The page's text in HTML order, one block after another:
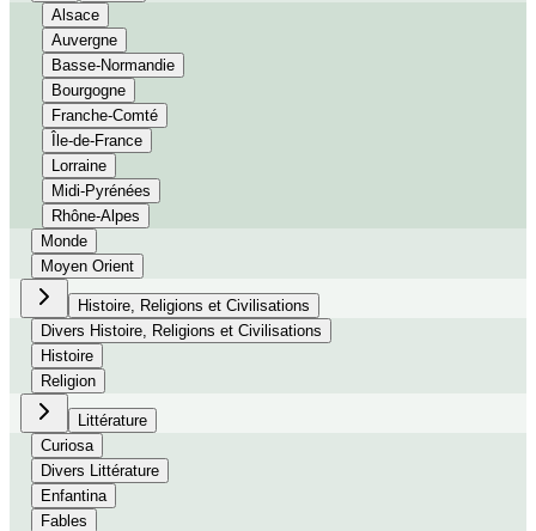
Alsace
Auvergne
Basse-Normandie
Bourgogne
Franche-Comté
Île-de-France
Lorraine
Midi-Pyrénées
Rhône-Alpes
Monde
Moyen Orient
Histoire, Religions et Civilisations
Divers Histoire, Religions et Civilisations
Histoire
Religion
Littérature
Curiosa
Divers Littérature
Enfantina
Fables